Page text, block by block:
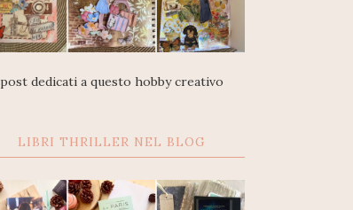
post dedicati a questo hobby creativo
LIBRI THRILLER NEL BLOG